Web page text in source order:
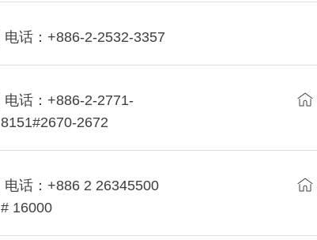
电话：+886-2-2532-3357
电话：+886-2-2771-
8151#2670-2672
电话：+886 2 26345500
# 16000